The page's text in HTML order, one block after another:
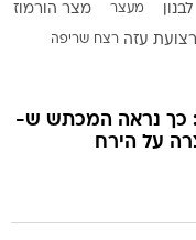
לבנון מעצר מצר הורמוז
רצועת עזה רצח שריפה
כך נראה המכתש ש-